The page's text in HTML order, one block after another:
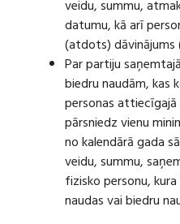
veidu, summu,
datumu, kā arī
(atdots) dāvinājums
Par partiju
biedru naudām, kas
personas attiecīgajā
pārsniedz vienu
no kalendārā gada
veidu, summu,
fizisko personu,
naudas vai biedru